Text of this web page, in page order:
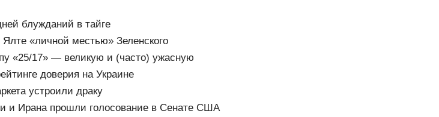
блужданий в тайге
«личной местью» Зеленского
«25/17» — великую и (часто) ужасную
доверия на Украине
устроили драку
и Ирана прошли голосование в Сенате США